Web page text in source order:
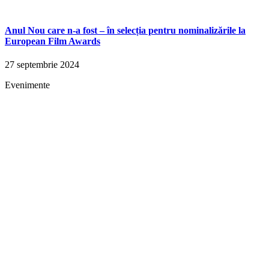
Anul Nou care n-a fost – în selecția pentru nominalizările la
European Film Awards
27 septembrie 2024
Evenimente